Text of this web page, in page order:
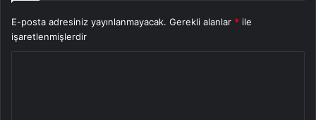
E-posta adresiniz yayınlanmayacak. Gerekli alanlar * ile
işaretlenmişlerdir